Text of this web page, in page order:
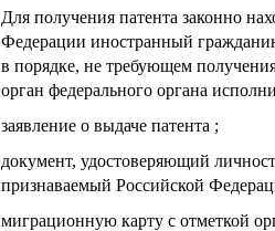
Для получения патента законно
Федерации иностранный
в порядке, не требующем
орган федерального органа
заявление о выдаче патента ;
документ, удостоверяющий
признаваемый Российской
миграционную карту с отметкой